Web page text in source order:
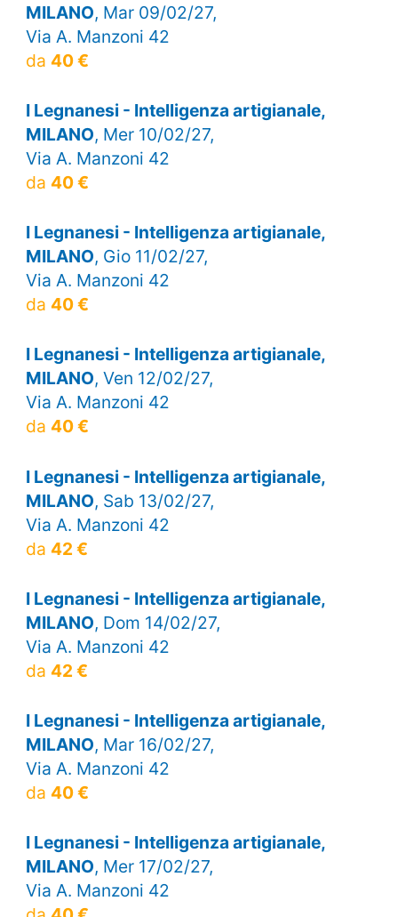
MILANO, Mar 09/02/27,
Via A. Manzoni 42
da 40 €
I Legnanesi - Intelligenza artigianale,
MILANO, Mer 10/02/27,
Via A. Manzoni 42
da 40 €
I Legnanesi - Intelligenza artigianale,
MILANO, Gio 11/02/27,
Via A. Manzoni 42
da 40 €
I Legnanesi - Intelligenza artigianale,
MILANO, Ven 12/02/27,
Via A. Manzoni 42
da 40 €
I Legnanesi - Intelligenza artigianale,
MILANO, Sab 13/02/27,
Via A. Manzoni 42
da 42 €
I Legnanesi - Intelligenza artigianale,
MILANO, Dom 14/02/27,
Via A. Manzoni 42
da 42 €
I Legnanesi - Intelligenza artigianale,
MILANO, Mar 16/02/27,
Via A. Manzoni 42
da 40 €
I Legnanesi - Intelligenza artigianale,
MILANO, Mer 17/02/27,
Via A. Manzoni 42